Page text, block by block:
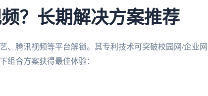
？长期解决方案推荐
、腾讯视频等平台解锁。其专利技术可突破校园网/企业网
组合方案获得最佳体验：